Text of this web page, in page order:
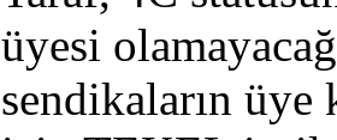
üyesi
sendikaların üye